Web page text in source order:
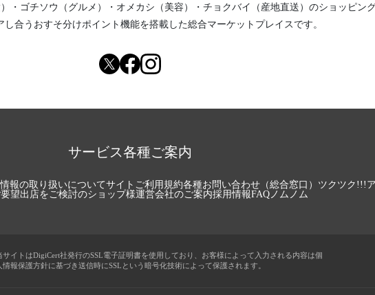
・ ゴチソウ（グルメ） ・ オメカシ（美容） ・ チョクバイ（産地直送） のショッピン
し合う おすそ分けポイント機能を搭載した総合マーケットプレイスです。
サービス各種ご案内
報の取り扱いについてサイトご利用規約各種お問い合わせ（総合窓口） ツクツク!!!
望出店をご検討のショップ様運営会社のご案内採用情報FAQノムノム
サイトはDigiCert社発行のSSL電子証明書を使用しており、お客様によって入力される内容は個
情報保護方針に基づき送信時にSSLという暗号化技術によって保護されます。